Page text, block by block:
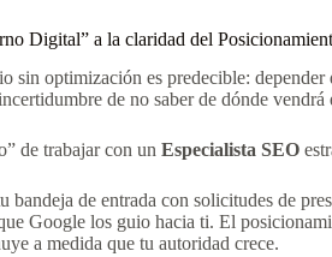
Digital” a la claridad del
sin optimización es predecible:
de no saber de dónde
de trabajar con un Especialista SEO
bandeja de entrada con solicitudes de
Google los guio hacia ti. El
a medida que tu autoridad crece.